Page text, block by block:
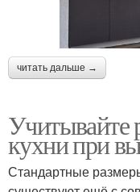
читать дальше →
Учитывайте
кухни при
Стандартные